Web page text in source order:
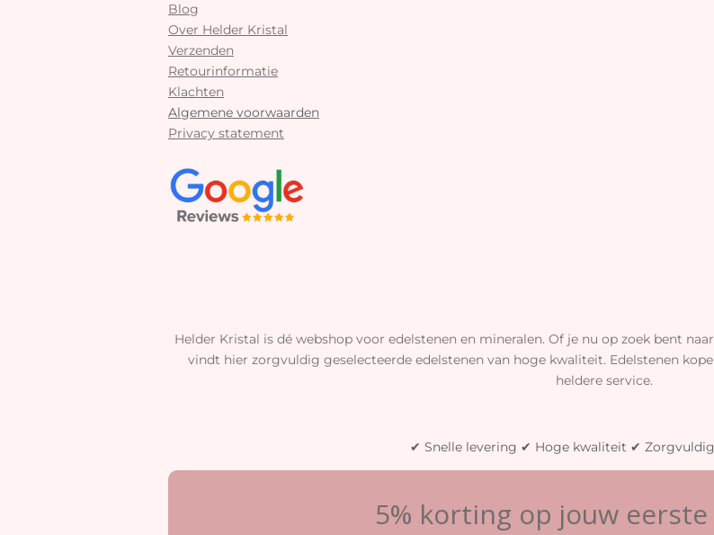
Blog
Over Helder Kristal
Verzenden
Retourinformatie
Klachten
Algemene voorwaarden
Privacy statement
Helder Kristal is dé webshop voor edelstenen en mineralen. Of je nu op zoek bent
vindt hier zorgvuldig geselecteerde edelstenen van hoge kwaliteit. Edelstenen
heldere service.
✔ Snelle levering ✔ Hoge kwaliteit ✔
5% korting op jouw